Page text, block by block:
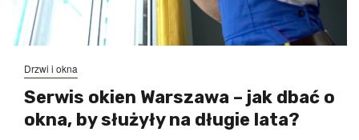
Drzwi i okna
​Serwis okien Warszawa – jak dbać o
okna, by służyły na długie lata?